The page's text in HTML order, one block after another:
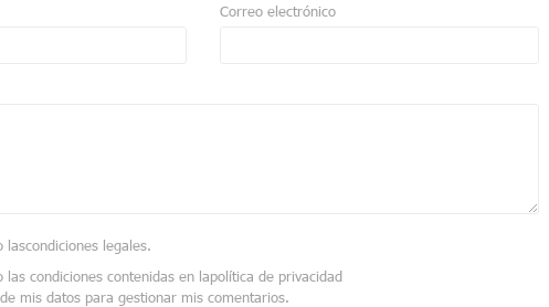
Correo electrónico
lascondiciones legales.
las condiciones contenidas en lapolítica de privacidad
mis datos para gestionar mis comentarios.